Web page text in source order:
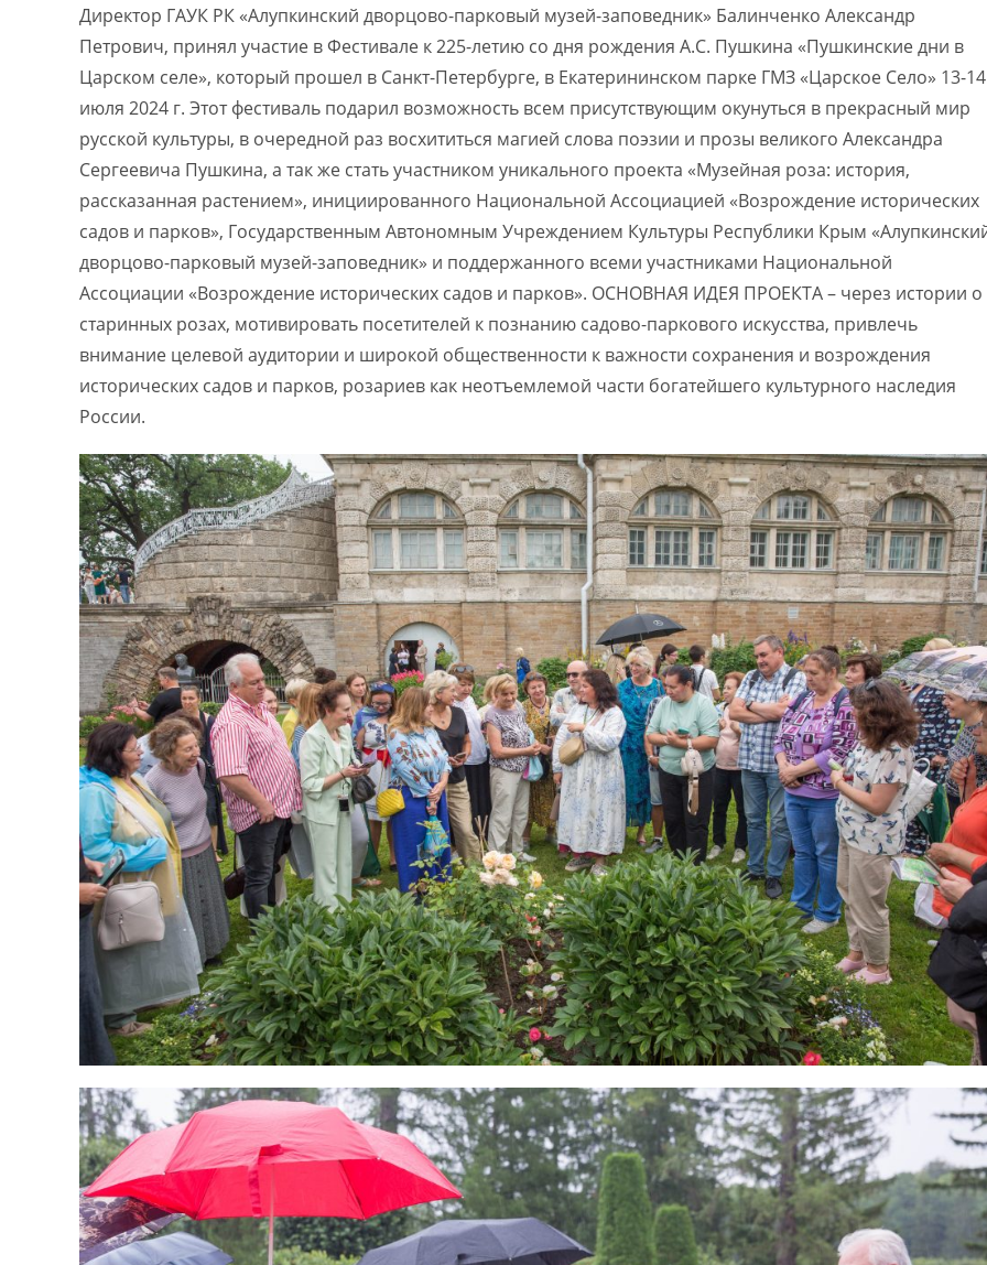
Директор ГАУК РК «Алупкинский дворцово-парковый музей-заповедник» Балинченко Александр
Петрович, принял участие в Фестивале к 225-летию со дня рождения А.С. Пушкина «Пушкинские дни в
Царском селе», который прошел в Санкт-Петербурге, в Екатерининском парке ГМЗ «Царское Село» 13-14
июля 2024 г. Этот фестиваль подарил возможность всем присутствующим окунуться в прекрасный мир
русской культуры, в очередной раз восхититься магией слова поэзии и прозы великого Александра
Сергеевича Пушкина, а так же стать участником уникального проекта «Музейная роза: история,
рассказанная растением», инициированного Национальной Ассоциацией «Возрождение исторических
садов и парков», Государственным Автономным Учреждением Культуры Республики Крым
дворцово-парковый музей-заповедник» и поддержанного всеми участниками Национальной
Ассоциации «Возрождение исторических садов и парков». ОСНОВНАЯ ИДЕЯ ПРОЕКТА – через истории о
старинных розах, мотивировать посетителей к познанию садово-паркового искусства, привлечь
внимание целевой аудитории и широкой общественности к важности сохранения и возрождения
исторических садов и парков, розариев как неотъемлемой части богатейшего культурного наследия
России.